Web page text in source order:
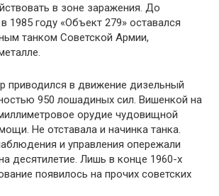
в зоне заражения. До
1985 году «Объект 279» оставался
танком Советской Армии,
приводился в движение дизельный
950 лошадиных сил. Вишенкой на
орудие чудовищной
Не отставала и начинка танка.
и управления опережали
десятилетие. Лишь в конце 1960-х
появилось на прочих советских